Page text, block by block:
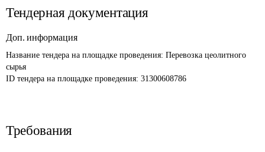
Тендерная документация
Доп. информация
Название тендера на площадке проведения: Перевозка цеолитного
сырья
ID тендера на площадке проведения: 31300608786
Требования